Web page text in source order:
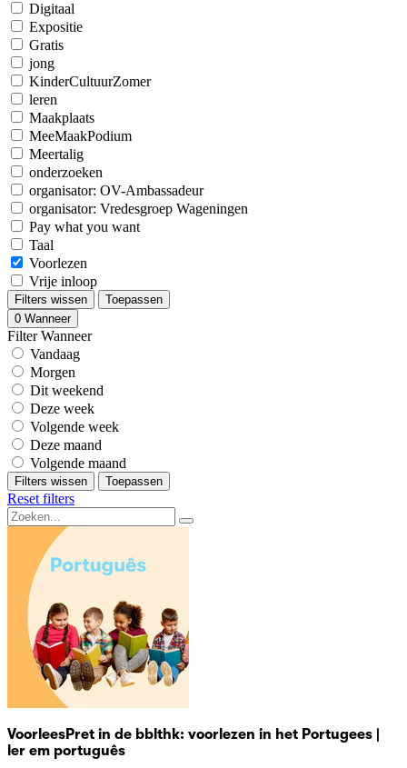
Digitaal
Expositie
Gratis
jong
KinderCultuurZomer
leren
Maakplaats
MeeMaakPodium
Meertalig
onderzoeken
organisator: OV-Ambassadeur
organisator: Vredesgroep Wageningen
Pay what you want
Taal
Voorlezen
Vrije inloop
Filters wissen
Toepassen
0 Wanneer
Filter Wanneer
Vandaag
Morgen
Dit weekend
Deze week
Volgende week
Deze maand
Volgende maand
Filters wissen Toepassen
Reset filters
VoorleesPret in de bblthk: voorlezen in het Portugees |
ler em português